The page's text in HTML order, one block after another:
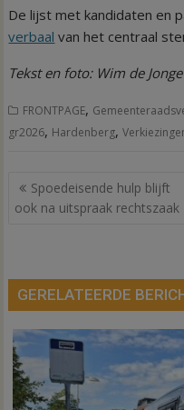
De lijst met kandidaten en
verbaal van het centraal
Tekst en foto: Wim de Jonge
FRONTPAGE,
gr2026, Hardenberg,
Bericht
navigatie
Spoedeisende hulp blijft
ook na uitspraak rechtszaak
GERELATEERDE